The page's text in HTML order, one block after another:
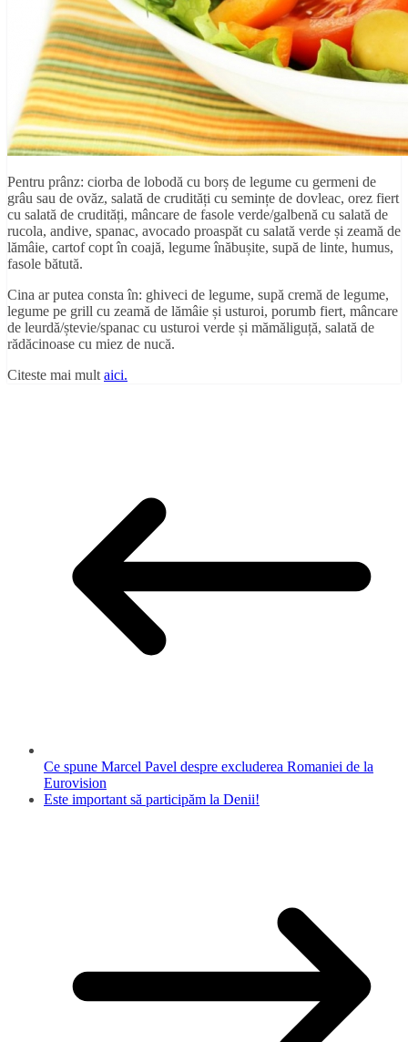
Pentru prânz: ciorba de lobodă cu borș de legume cu germeni de
grâu sau de ovăz, salată de crudități cu semințe de dovleac, orez fiert
cu salată de crudități, mâncare de fasole verde/galbenă cu salată de
rucola, andive, spanac, avocado proaspăt cu salată verde și zeamă de
lămâie, cartof copt în coajă, legume înăbușite, supă de linte, humus,
fasole bătută.
Cina ar putea consta în: ghiveci de legume, supă cremă de legume,
legume pe grill cu zeamă de lămâie și usturoi, porumb fiert, mâncare
de leurdă/ștevie/spanac cu usturoi verde și mămăliguță, salată de
rădăcinoase cu miez de nucă.
Citeste mai mult aici.
Ce spune Marcel Pavel despre excluderea Romaniei de la
Eurovision
Este important să participăm la Denii!